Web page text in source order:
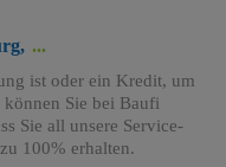
ist oder ein Kredit, um
Sie bei Baufi
Sie all unsere Service-
100% erhalten.